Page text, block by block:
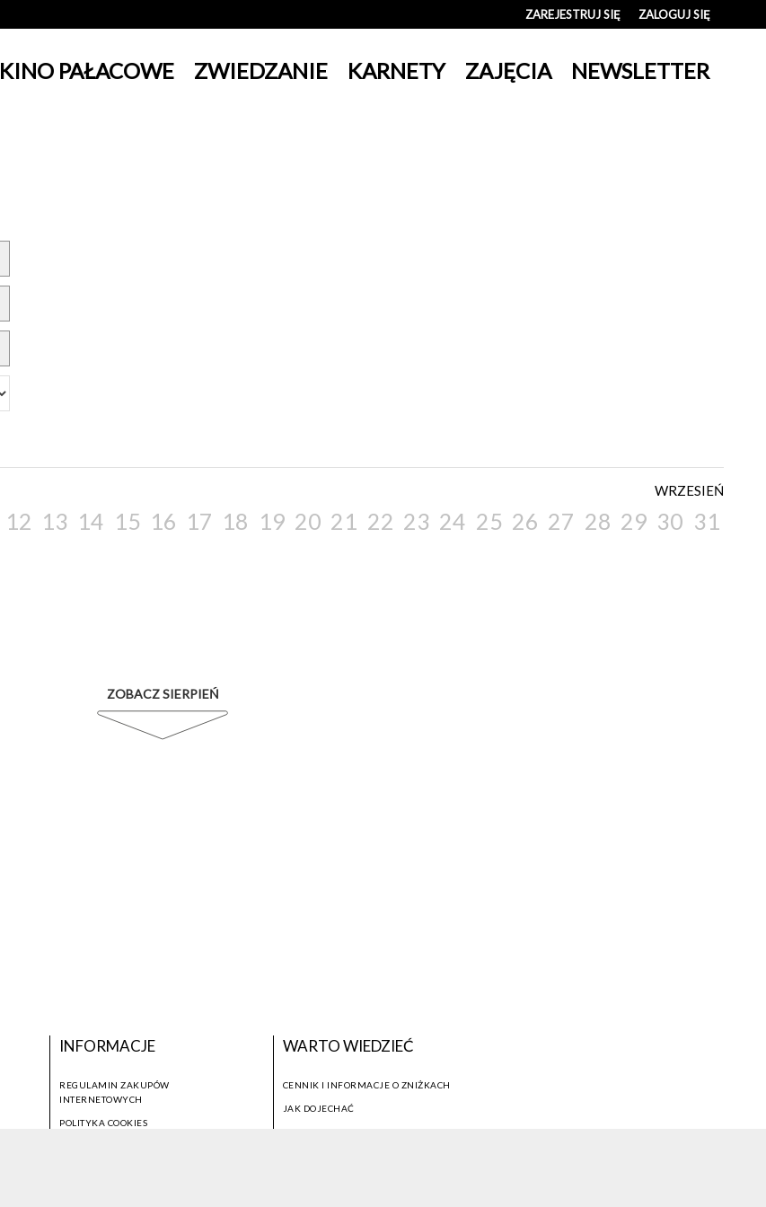
ZAREJESTRUJ SIĘ ZALOGUJ SIĘ
KINO PAŁACOWE ZWIEDZANIE KARNETY ZAJĘCIA NEWSLETTER
WRZESIEŃ
12 13 14 15 16 17 18 19 20 21 22 23 24 25 26 27 28 29 30 31
ZOBACZ SIERPIEŃ
INFORMACJE
REGULAMIN ZAKUPÓW
INTERNETOWYCH
POLITYKA COOKIES
WARTO WIEDZIEĆ
CENNIK I INFORMACJE O ZNIŻKACH
JAK DOJECHAĆ